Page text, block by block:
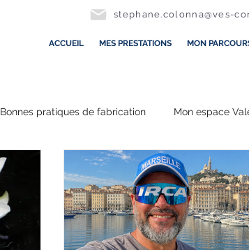
stephane.colonna@ves-
ACCUEIL MES PRESTATIONS MON
Bonnes pratiques de fabrication Mon espace